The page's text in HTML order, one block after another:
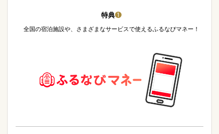
特典❶
全国の宿泊施設や、さまざまなサービスで使えるふるなびマネー！